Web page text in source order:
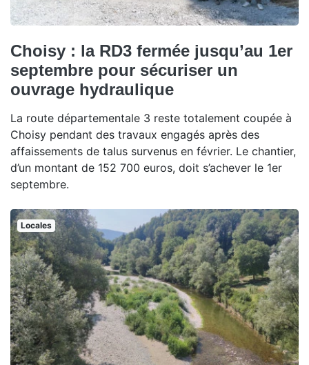
Choisy : la RD3 fermée jusqu’au 1er
septembre pour sécuriser un
ouvrage hydraulique
La route départementale 3 reste totalement coupée à
Choisy pendant des travaux engagés après des
affaissements de talus survenus en février. Le chantier,
d’un montant de 152 700 euros, doit s’achever le 1er
septembre.
Locales